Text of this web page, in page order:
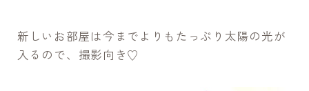
新しいお部屋は今までよりもたっぷり太陽の光が
入るので、撮影向き♡